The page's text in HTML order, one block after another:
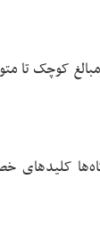
کوچک تا
کلیدهای